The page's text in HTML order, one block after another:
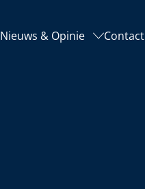
Nieuws & Opinie Contact